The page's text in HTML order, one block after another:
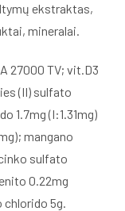
ekstraktas,
mineralai.
27000 TV; vit.D3
(II) sulfato
1.7mg (I:1.31mg)
mangano
sulfato
0.22mg
chlorido 5g.